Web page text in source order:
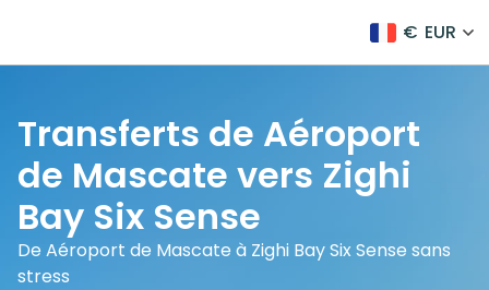
€ EUR
Transferts de Aéroport
de Mascate vers Zighi
Bay Six Sense
De Aéroport de Mascate à Zighi Bay Six Sense sans
stress